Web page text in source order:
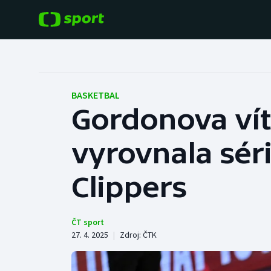
Hokej
Tenis
Atletika
Baseball a softbal
Basketbal
BASKETBAL
Gordonova
vyrovnala
Clippers
ČT sport
27. 4. 2025 | Zdroj: ČTK